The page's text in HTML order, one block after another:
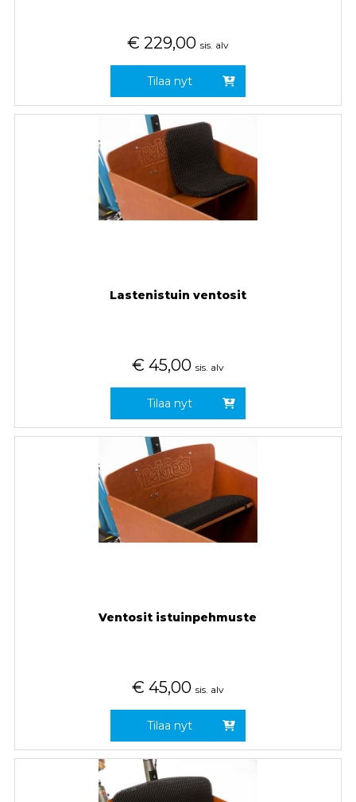
€ 229,00 sis. alv
Tilaa nyt
Lastenistuin ventosit
€ 45,00 sis. alv
Tilaa nyt
Ventosit istuinpehmuste
€ 45,00 sis. alv
Tilaa nyt